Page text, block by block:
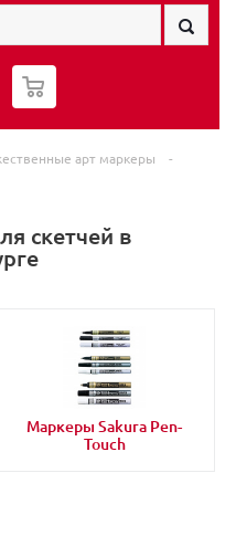
0
арт маркеры
-
скетчей в
Маркеры Sakura Pen-
Touch